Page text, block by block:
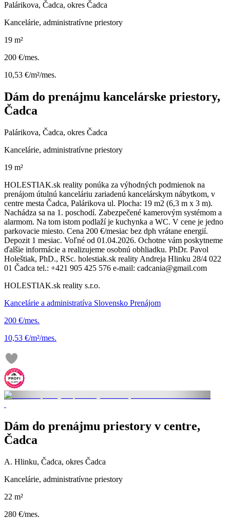
Palárikova, Čadca, okres Čadca
Kancelárie, administratívne priestory
19 m²
200 €/mes.
10,53 €/m²/mes.
Dám do prenájmu kancelárske priestory,
Čadca
Palárikova, Čadca, okres Čadca
Kancelárie, administratívne priestory
19 m²
HOLESTIAK.sk reality ponúka za výhodných podmienok na
prenájom útulnú kanceláriu zariadenú kancelárskym nábytkom, v
centre mesta Čadca, Palárikova ul. Plocha: 19 m2 (6,3 m x 3 m).
Nachádza sa na 1. poschodí. Zabezpečené kamerovým systémom a
alarmom. Na tom istom podlaží je kuchynka a WC. V cene je jedno
parkovacie miesto. Cena 200 €/mesiac bez dph vrátane energií.
Depozit 1 mesiac. Voľné od 01.04.2026. Ochotne vám poskytneme
ďalšie informácie a realizujeme osobnú obhliadku. PhDr. Pavol
Holeštiak, PhD., RSc. holestiak.sk reality Andreja Hlinku 28/4 022
01 Čadca tel.: +421 905 425 576 e-mail: cadcania@gmail.com
HOLESTIAK.sk reality s.r.o.
Kancelárie a administratíva Slovensko Prenájom
200 €/mes.
10,53 €/m²/mes.
Dám do prenájmu priestory v centre,
Čadca
A. Hlinku, Čadca, okres Čadca
Kancelárie, administratívne priestory
22 m²
280 €/mes.